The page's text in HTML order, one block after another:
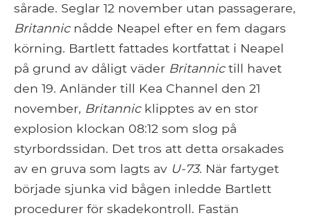
sårade. Seglar 12 november utan passagerare,
Britannicnådde Neapel efter en fem dagars
körning. Bartlett fattades kortfattat i Neapel
på grund av dåligt väder Britannictill havet
den 19. Anländer till Kea Channel den 21
november, Britannicklipptes av en stor
explosion klockan 08:12 som slog på
styrbordssidan. Det tros att detta orsakades
av en gruva som lagts av U-73. När fartyget
började sjunka vid bågen inledde Bartlett
procedurer för skadekontroll. Fastän